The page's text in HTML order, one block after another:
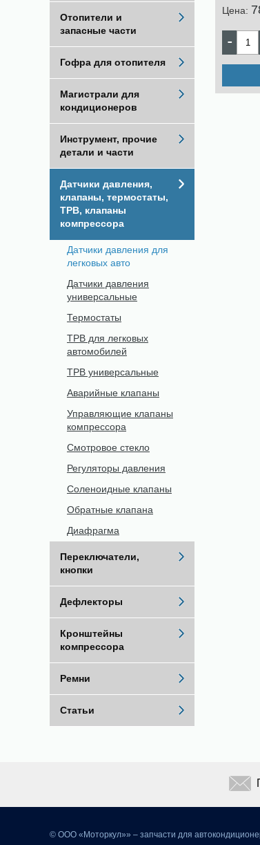
Цена:
Отопители и
запасные части
Гофра для отопителя
Магистрали для
кондиционеров
Инструмент, прочие
детали и части
Датчики давления,
клапаны, термостаты,
ТРВ, клапаны
компрессора
Датчики давления для
легковых авто
Датчики давления
универсальные
Термостаты
ТРВ для легковых
автомобилей
ТРВ универсальные
Аварийные клапаны
Управляющие клапаны
компрессора
Смотровое стекло
Регуляторы давления
Соленоидные клапаны
Обратные клапана
Диафрагма
Переключатели,
кнопки
Дефлекторы
Кронштейны
компрессора
Ремни
Статьи
© ООО «Моторкул»» – запчасти для